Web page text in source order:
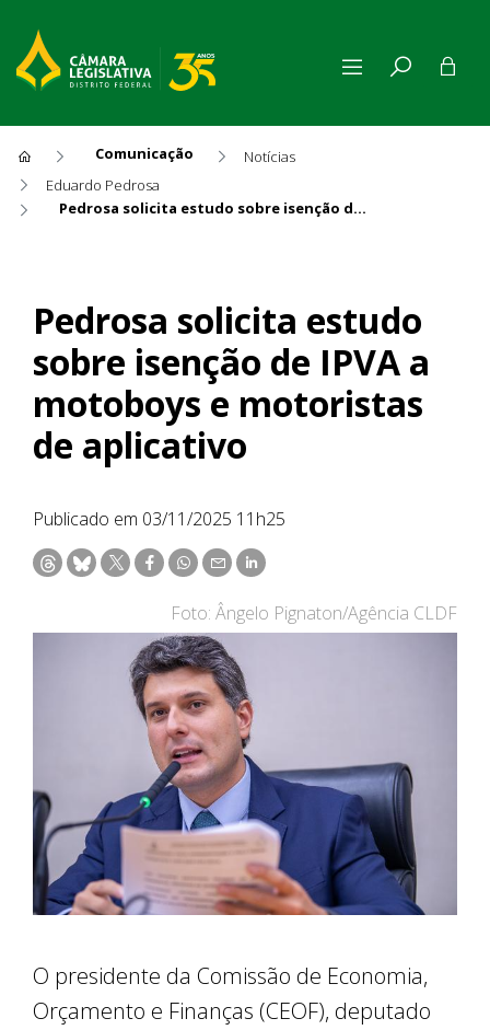
Comunicação
Notícias
Eduardo Pedrosa
Pedrosa solicita estudo sobre isenção de IPVA a motoboys e motoristas de aplicativo
Pedrosa solicita estudo
sobre isenção de IPVA a
motoboys e motoristas
de aplicativo
Publicado em 03/11/2025 11h25
Foto: Ângelo Pignaton/Agência CLDF
O presidente da Comissão de Economia,
Orçamento e Finanças (CEOF), deputado